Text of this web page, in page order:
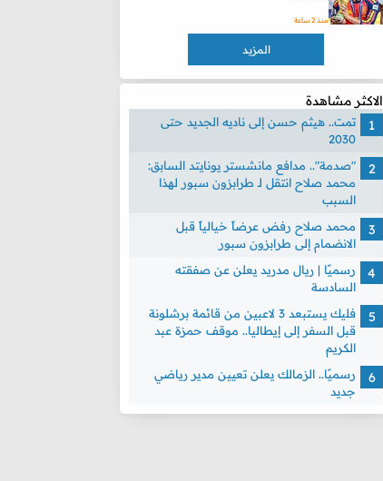
منذ 2 ساعة
المزيد
الاكثر مشاهدة
تمت.. هيثم حسن إلى ناديه الجديد حتى
2030
"صدمة".. مدافع مانشستر يونايتد السابق:
محمد صلاح انتقل لـ طرابزون سبور لهذا
السبب
محمد صلاح رفض عرضاً خيالياً قبل
الانضمام إلى طرابزون سبور
رسميًا | ريال مدريد يعلن عن صفقته
السادسة
فليك يستبعد 3 لاعبين من قائمة برشلونة
قبل السفر إلى إيطاليا.. موقف حمزة عبد
الكريم
رسميًا.. الزمالك يعلن تعيين مدير رياضي
جديد